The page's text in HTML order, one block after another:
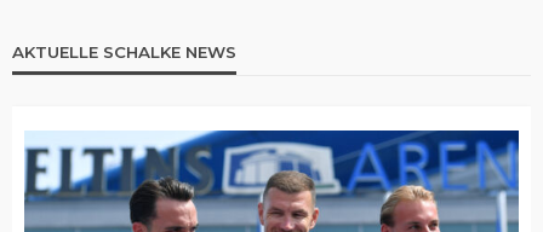
AKTUELLE SCHALKE NEWS